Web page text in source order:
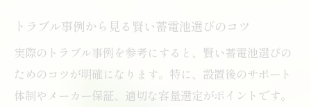
トラブル事例から見る賢い蓄電池選びのコツ
実際のトラブル事例を参考にすると、賢い蓄電池選びの
ためのコツが明確になります。特に、設置後のサポート
体制やメーカー保証、適切な容量選定がポイントです。